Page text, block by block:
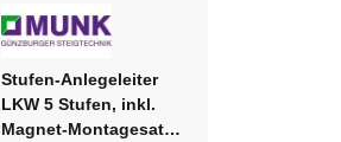
Stufen-Anlegeleiter
LKW 5 Stufen, inkl.
Magnet-Montagesatz